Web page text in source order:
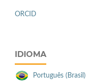
ORCID
IDIOMA
Português (Brasil)